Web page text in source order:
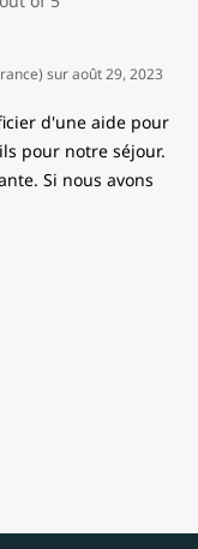
suraoût 29, 2023
d'une aide pour
pour notre séjour.
Si nous avons